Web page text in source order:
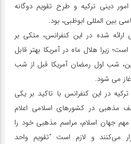
دینی ترکیه و طرح تقویم دوگانه
بین المللی ابوظبی، بود.
شده در این کنفرانس، متکی بر
زیرا هلال ماه در آمریکا بهتر قابل
شب اول رمضان آمریکا قبل از شب
می شود.
در این کنفرانس با تاکید بر یکی
مذهبی در کشورهای اسلامی اعلام
جهان اسلام، مراسم مذهبی خود را
می‌کنند و لازم است “تقویم واحد